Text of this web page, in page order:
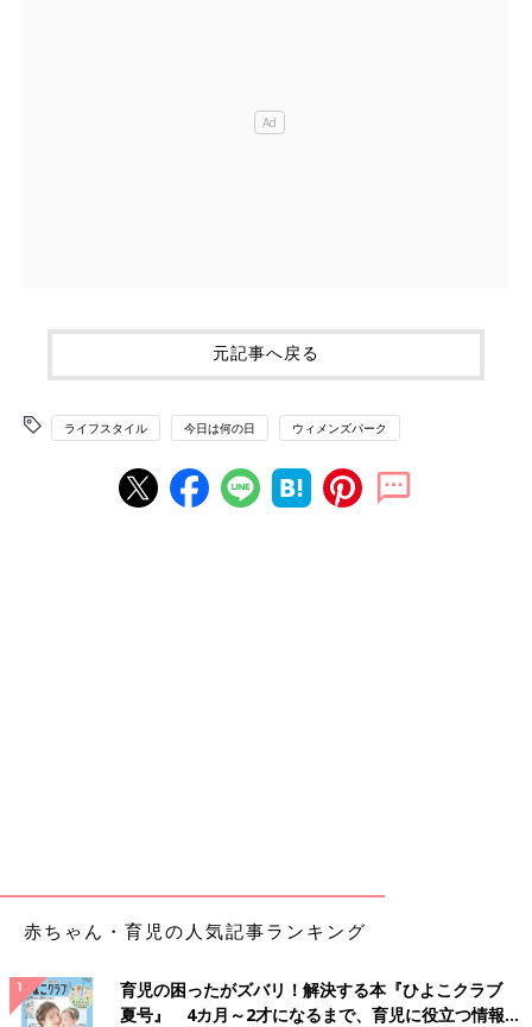
元記事へ戻る
ライフスタイル 今日は何の日 ウィメンズパーク
赤ちゃん・育児の人気記事ランキング
育児の困ったがズバリ！解決する本『ひよこクラブ
夏号』 4カ月～2才になるまで、育児に役立つ情報が